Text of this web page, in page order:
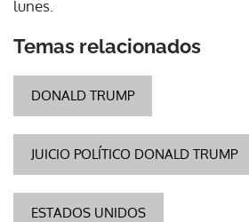
lunes.
Temas relacionados
DONALD TRUMP
JUICIO POLÍTICO DONALD TRUMP
ESTADOS UNIDOS